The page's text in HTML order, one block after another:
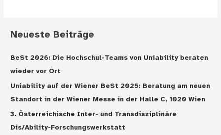
geplante
Novelle
Neueste Beiträge
BeSt 2026: Die Hochschul-Teams von Uniability beraten
wieder vor Ort
Uniability auf der Wiener BeSt 2025: Beratung am neuen
Standort in der Wiener Messe in der Halle C, 1020 Wien
3. Österreichische Inter- und Transdisziplinäre
Dis/Ability-Forschungswerkstatt